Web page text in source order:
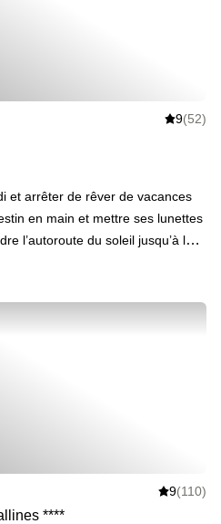
9(52)
et arrêter de rêver de vacances
en main et mettre ses lunettes
l’autoroute du soleil jusqu’à la
de bienvenue · Découvrir la
spa · Profiter d’un soin du corps
plein la tête · Se dire qu’on a
cet ordi
9(110)
****